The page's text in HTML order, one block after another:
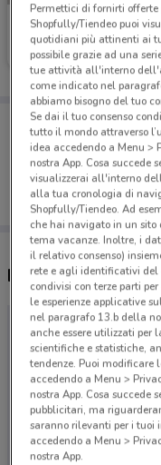
Lidl Viaggi
Scade il 31/12
Porta
Puoi trovare
salvarle e
dal tuo
Negozi Lidl Viaggi
Permettici di fornirti
Shopfully/Tiendeo puoi
quotidiani più attinenti ai
possibile grazie ad una
tue attività all'interno
come indicato nel
abbiamo bisogno del tuo
Se dai il tuo consenso
tutto il mondo attraverso
idea accedendo a Menu >
nostra App. Cosa succede
visualizzerai all'interno
alla tua cronologia di
Shopfully/Tiendeo. Ad
che hai navigato in un
tema vacanze. Inoltre, i
il relativo consenso)
rete e agli identificativi del
condivisi con terze parti
le esperienze applicative
nel paragrafo 13.b della
anche essere utilizzati per
scientifiche e statistiche,
tendenze. Puoi modificare
accedendo a Menu >
nostra App. Cosa succede
pubblicitari, ma
saranno rilevanti per i tuoi
accedendo a Menu >
nostra App.